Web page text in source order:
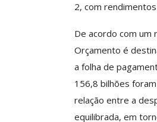
2, com
De acordo com um
Orçamento é
a folha de
156,8 bilhões
relação entre a
equilibrada, em